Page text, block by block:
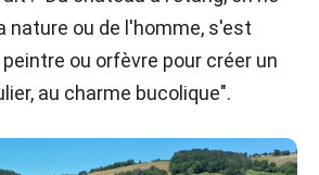
nature ou de l'homme, s'est
ou orfèvre pour créer un
au charme bucolique".